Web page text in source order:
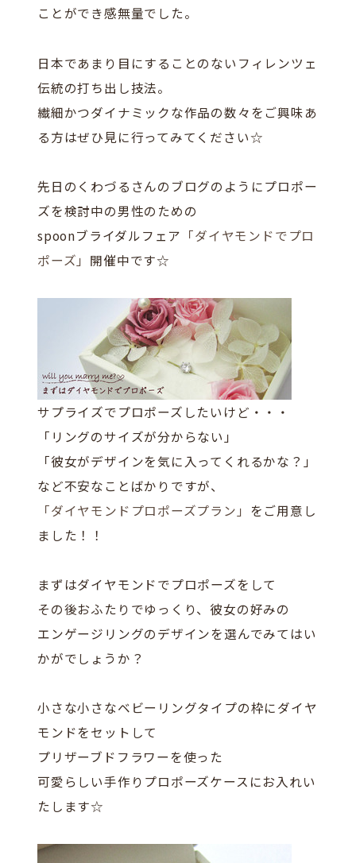
ことができ感無量でした。
日本であまり目にすることのないフィレンツェ
伝統の打ち出し技法。
繊細かつダイナミックな作品の数々をご興味あ
る方はぜひ見に行ってみてください☆
先日のくわづるさんのブログのようにプロポー
ズを検討中の男性のための
spoonブライダルフェア 「ダイヤモンドでプロ
ポーズ」 開催中です☆
サプライズでプロポーズしたいけど・・・
「リングのサイズが分からない」
「彼女がデザインを気に入ってくれるかな？」
など不安なことばかりですが、
「ダイヤモンドプロポーズプラン」 をご用意し
ました！！
まずはダイヤモンドでプロポーズをして
その後おふたりでゆっくり、彼女の好みの
エンゲージリングのデザインを選んでみてはい
かがでしょうか？
小さな小さなベビーリングタイプの枠にダイヤ
モンドをセットして
プリザーブドフラワーを使った
可愛らしい手作りプロポーズケースにお入れい
たします☆